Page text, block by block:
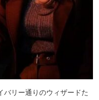
バリー通りのウィザードた